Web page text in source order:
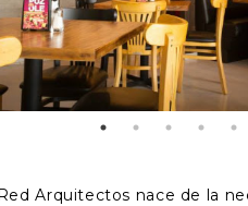
Arquitectos nace de la